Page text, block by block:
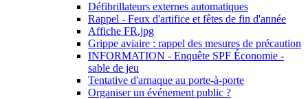
Défibrillateurs externes automatiques
Rappel - Feux d'artifice et fêtes de fin d'année
Affiche FR.jpg
Grippe aviaire : rappel des mesures de précaution
INFORMATION - Enquête SPF Économie -
sable de jeu
Tentative d'arnaque au porte-à-porte
Organiser un événement public ?